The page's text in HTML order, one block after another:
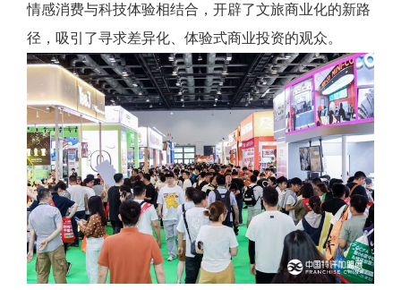
情感消费与科技体验相结合，开辟了文旅商业化的新路
径，吸引了寻求差异化、体验式商业投资的观众。